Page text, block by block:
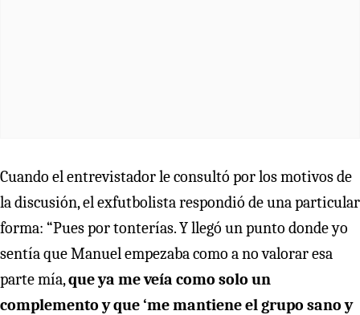
Cuando el entrevistador le consultó por los motivos de
la discusión, el exfutbolista respondió de una particular
forma: “Pues por tonterías. Y llegó un punto donde yo
sentía que Manuel empezaba como a no valorar esa
parte mía,que ya me veía como solo un
complemento y que ‘me mantiene el grupo sano y